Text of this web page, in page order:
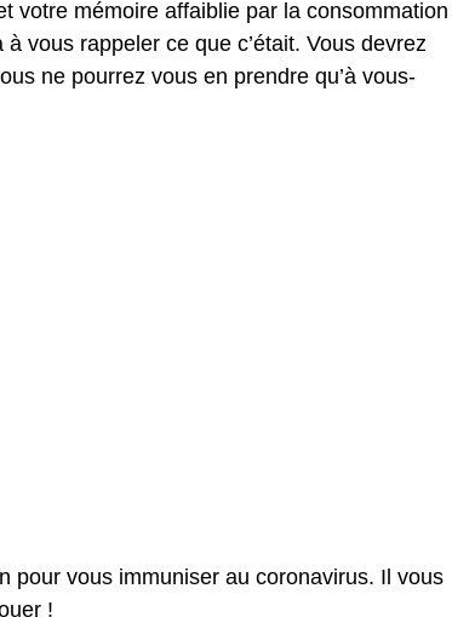
votre mémoire affaiblie par la consommation
vous rappeler ce que c’était. Vous devrez
ne pourrez vous en prendre qu’à vous-
pour vous immuniser au coronavirus. Il vous
!